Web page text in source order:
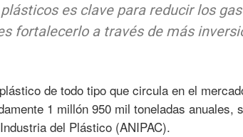
es clave para reducir los
fortalecerlo a través de más
de todo tipo que circula en el
1 millón 950 mil toneladas anuales,
del Plástico (ANIPAC).